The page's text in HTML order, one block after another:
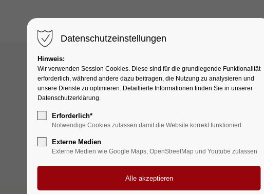
Datenschutzeinstellungen
Hinweis:
Wir verwenden Session Cookies. Diese sind für die grundlegende Funktionalität
erforderlich, während andere dazu beitragen, die Nutzung zu analysieren und
unsere Dienste zu optimieren. Detaillierte Informationen finden Sie in unserer
Datenschutzerklärung.
Erforderlich*
Notwendige Cookies zulassen damit die Website korrekt funktioniert
Externe Medien
Externe Medien wie Google Maps, OpenStreetMap und Youtube zulassen